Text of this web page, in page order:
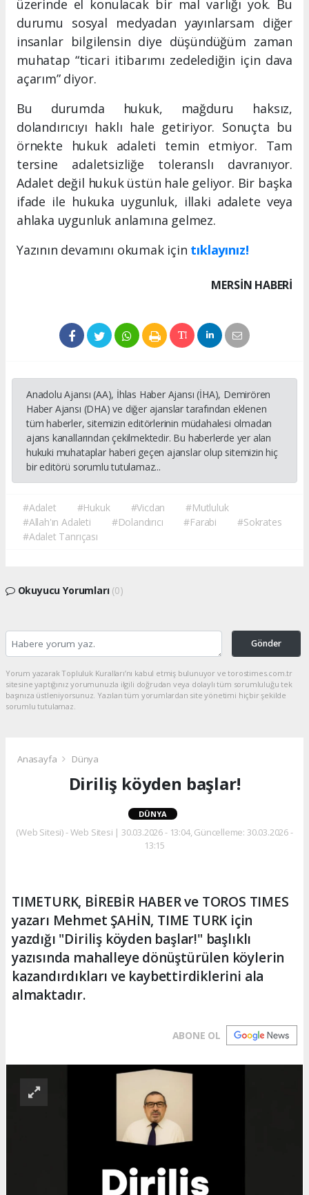
üzerinde el konulacak bir mal varlığı yok. Bu
durumu sosyal medyadan yayınlarsam diğer
insanlar bilgilensin diye düşündüğüm zaman
muhatap “ticari itibarımı zedelediğin için dava
açarım” diyor.
Bu durumda hukuk, mağduru haksız,
dolandırıcıyı haklı hale getiriyor. Sonuçta bu
örnekte hukuk adaleti temin etmiyor. Tam
tersine adaletsizliğe toleranslı davranıyor.
Adalet değil hukuk üstün hale geliyor. Bir başka
ifade ile hukuka uygunluk, illaki adalete veya
ahlaka uygunluk anlamına gelmez.
Yazının devamını okumak için tıklayınız!
MERSIN HABERİ
Anadolu Ajansı (AA), İhlas Haber Ajansı (İHA), Demirören
Haber Ajansı (DHA) ve diğer ajanslar tarafından eklenen
tüm haberler, sitemizin editörlerinin müdahalesi olmadan
ajans kanallarından çekilmektedir. Bu haberlerde yer alan
hukuki muhataplar haberi geçen ajanslar olup sitemizin hiç
bir editörü sorumlu tutulamaz...
#Adalet #Hukuk #Vicdan
#Mutluluk
#Allah'ın Adaleti
#Dolandırıcı #Farabi
#Sokrates
#Adalet Tanrıçası
Okuyucu Yorumları (0)
Gönder
Yorum yazarak Topluluk Kuralları’nı kabul etmiş bulunuyor ve torostimes.com.tr
sitesine yaptığınız yorumunuzla ilgili doğrudan veya dolaylı tüm sorumluluğu tek
başınıza üstleniyorsunuz. Yazılan tüm yorumlardan site yönetimi hiçbir şekilde
sorumlu tutulamaz.
Anasayfa Dünya
Diriliş köyden başlar!
DÜNYA
(Web Sitesi) - Web Sitesi | 30.03.2026 - 13:04, Güncelleme: 30.03.2026 -
13:15
TIMETURK, BİREBİR HABER ve TOROS TIMES
yazarı Mehmet ŞAHİN, TIME TURK için
yazdığı "Diriliş köyden başlar!" başlıklı
yazısında mahalleye dönüştürülen köylerin
kazandırdıkları ve kaybettirdiklerini ala
almaktadır.
ABONE OL